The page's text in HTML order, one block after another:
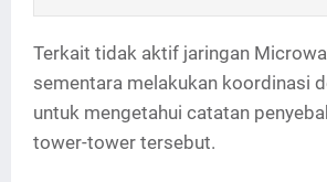
Terkait tidak aktif jaringan
sementara melakukan koordinasi
untuk mengetahui catatan
tower-tower tersebut.